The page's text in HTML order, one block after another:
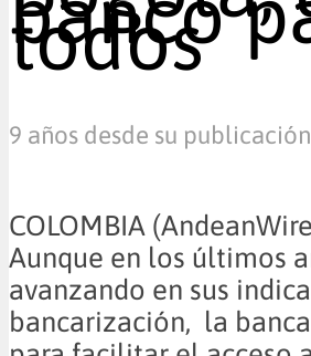
todos
9 años desde su publicación
COLOMBIA
Aunque en los últimos
avanzando en sus
bancarización, la